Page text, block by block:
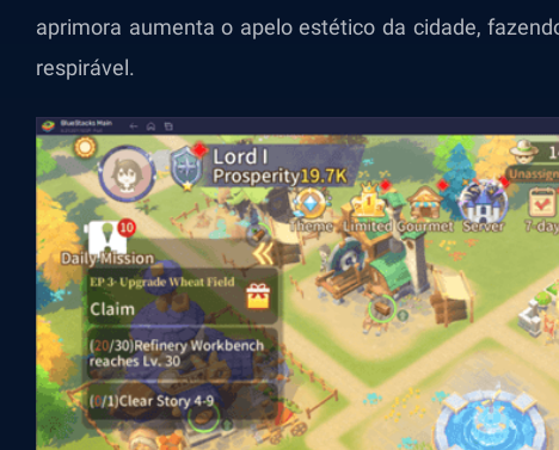
aprimora aumenta o apelo estético da cidade,
respirável.